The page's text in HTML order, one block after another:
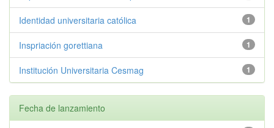
1
Identidad universitaria católica
1
Inspriación gorettiana
1
Institución Universitaria Cesmag
Fecha de lanzamiento